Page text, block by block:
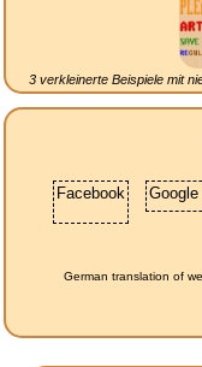
3 verkleinerte Beispiele mit
Facebook
German translation of